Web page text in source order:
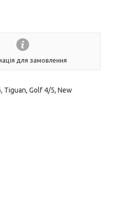
для замовлення
Tiguan, Golf 4/5, New